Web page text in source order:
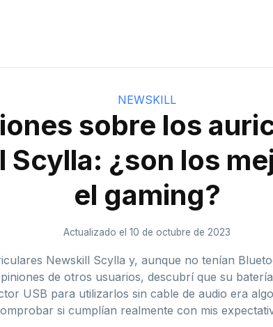
NEWSKILL
sobre los
Scylla: ¿son los
el gaming?
Actualizado el 10 de octubre de 2023
Newskill Scylla y, aunque no tenían
de otros usuarios, descubrí que su
USB para utilizarlos sin cable de audio era
si cumplían realmente con mis